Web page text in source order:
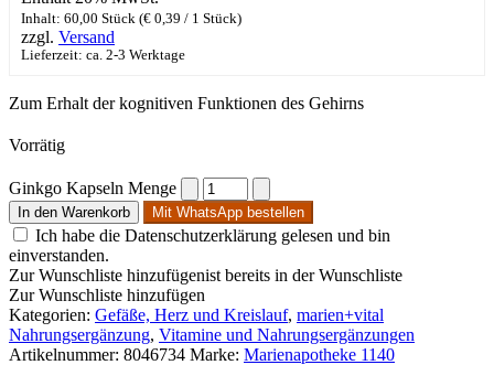
Inhalt: 60,00 Stück (€ 0,39 / 1 Stück)
zzgl. Versand
Lieferzeit: ca. 2-3 Werktage
Zum Erhalt der kognitiven Funktionen des Gehirns
Vorrätig
Ginkgo Kapseln Menge
In den Warenkorb Mit WhatsApp bestellen
Ich habe die Datenschutzerklärung gelesen und bin
einverstanden.
Zur Wunschliste hinzufügenist bereits in der Wunschliste
Zur Wunschliste hinzufügen
Kategorien: Gefäße, Herz und Kreislauf, marien+vital
Nahrungsergänzung, Vitamine und Nahrungsergänzungen
Artikelnummer: 8046734 Marke: Marienapotheke 1140